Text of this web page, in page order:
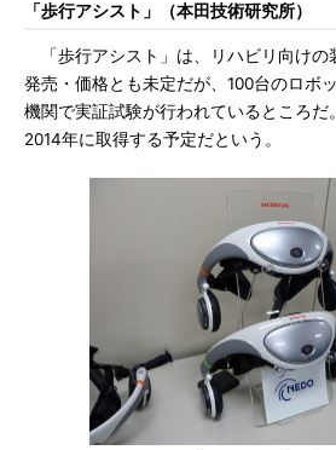
「歩行アシスト」（本田技術研究所）
「歩行アシスト」は、リハビリ向けの
発売・価格とも未定だが、100台のロボ
機関で実証試験が行われているところだ
2014年に取得する予定だという。